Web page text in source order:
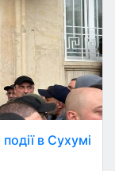
в Сухумі